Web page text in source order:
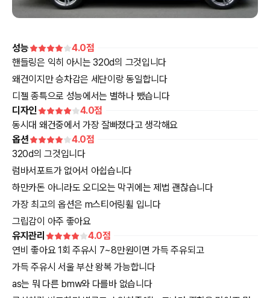
성능 4.0점
핸들링은 익히 아시는 320d의 그것입니다
왜건이지만 승차감은 세단이랑 동일합니다
디젤 종특으로 성능에서는 별하나 뺐습니다
디자인
4.0점
동시대 왜건중에서 가장 잘빠졌다고 생각해요
옵션
4.0점
320d의 그것입니다
럼바서포트가 없어서 아쉽습니다
하만카돈 아니라도 오디오는 막귀에는 제법 괜찮습니다
가장 최고의 옵션은 m스티어링휠 입니다
그립감이 아주 좋아요
유지관리
4.0점
연비 좋아요 1회 주유시 7~8만원이면 가득 주유되고
가득 주유시 서울 부산 왕복 가능합니다
as는 뭐 다른 bmw와 다를바 없습니다